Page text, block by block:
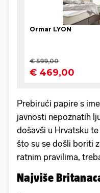
Prebirući papire s
javnosti nepoznatih
došavši u Hrvatsku
što su se došli boriti
ratnim pravilima,
Najviše